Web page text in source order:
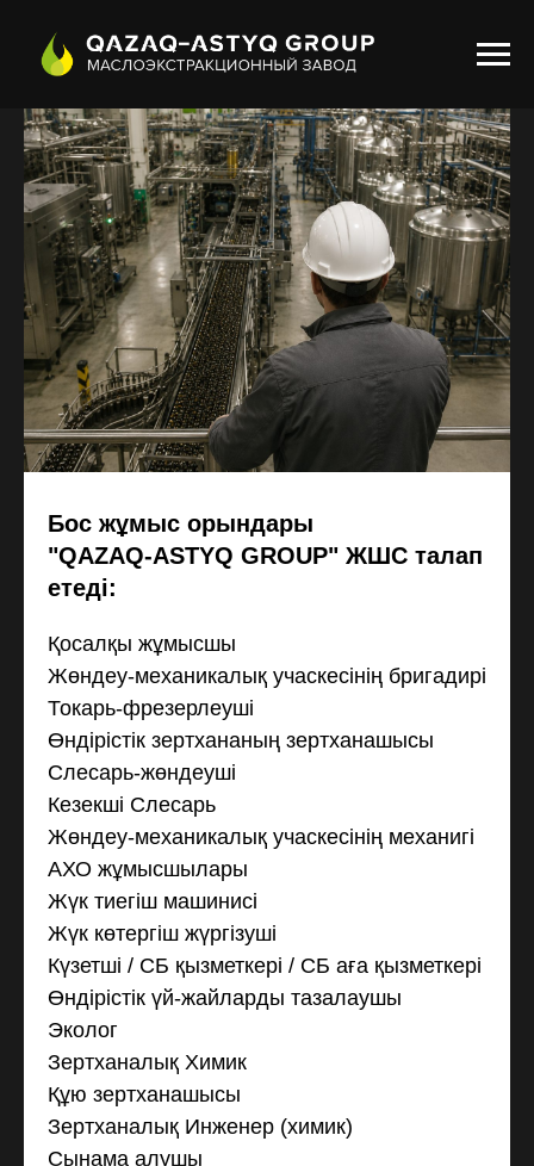
Бос жұмыс орындары
"QAZAQ-ASTYQ GROUP" ЖШС талап
етеді:
Қосалқы жұмысшы
Жөндеу-механикалық учаскесінің бригадирі
Токарь-фрезерлеуші
Өндірістік зертхананың зертханашысы
Слесарь-жөндеуші
Кезекші Слесарь
Жөндеу-механикалық учаскесінің механигі
АХО жұмысшылары
Жүк тиегіш машинисі
Жүк көтергіш жүргізуші
Күзетші / СБ қызметкері / СБ аға қызметкері
Өндірістік үй-жайларды тазалаушы
Эколог
Зертханалық Химик
Құю зертханашысы
Зертханалық Инженер (химик)
Сынама алушы